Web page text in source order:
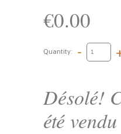
€0.00
Quantity: -
Désolé!
été vendu